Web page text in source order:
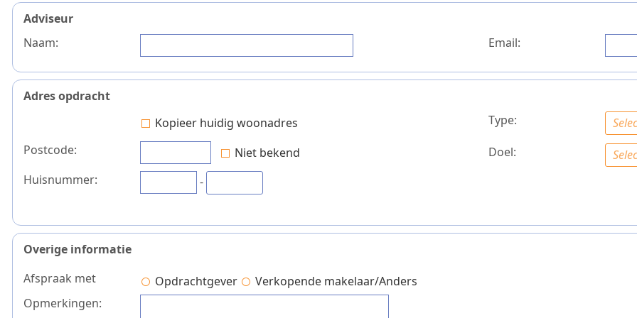
Adviseur
Naam:
Email:
Adres opdracht
Kopieer huidig woonadres
Postcode:
Niet bekend
Huisnummer:
-
Type:
Doel:
Overige informatie
Afspraak met
Opdrachtgever
Verkopende makelaar/Anders
Opmerkingen: